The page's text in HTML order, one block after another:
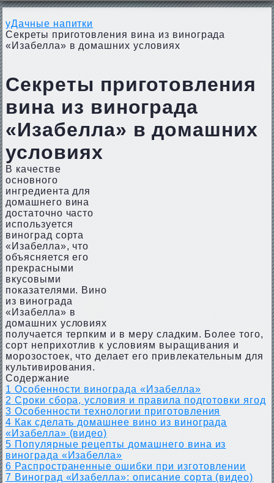
уДачные напитки
Секреты приготовления вина из винограда
«Изабелла» в домашних условиях
Секреты приготовления
вина из винограда
«Изабелла» в домашних
условиях
В качестве
основного
ингредиента для
домашнего вина
достаточно часто
используется
виноград сорта
«Изабелла», что
объясняется его
прекрасными
вкусовыми
показателями. Вино
из винограда
«Изабелла» в
домашних условиях
получается терпким и в меру сладким. Более того,
сорт неприхотлив к условиям выращивания и
морозостоек, что делает его привлекательным для
культивирования.
Содержание
1 Особенности винограда «Изабелла»
2 Сроки сбора, условия и правила подготовки ягод
3 Особенности технологии приготовления
4 Как сделать домашнее вино из винограда
«Изабелла» (видео)
5 Популярные рецепты домашнего вина из
винограда «Изабелла»
6 Распространенные ошибки при изготовлении
7 Виноград «Изабелла»: описание сорта (видео)